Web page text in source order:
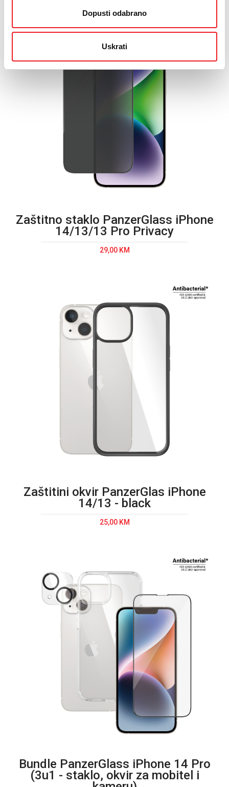
Dopusti odabrano
Uskrati
Zaštitno staklo PanzerGlass iPhone
14/13/13 Pro Privacy
29,00 KM
Zaštitini okvir PanzerGlas iPhone
14/13 - black
25,00 KM
Bundle PanzerGlass iPhone 14 Pro
(3u1 - staklo, okvir za mobitel i